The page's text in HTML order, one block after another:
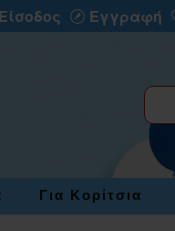
Είσοδος Εγγραφή
Για Κορίτσια